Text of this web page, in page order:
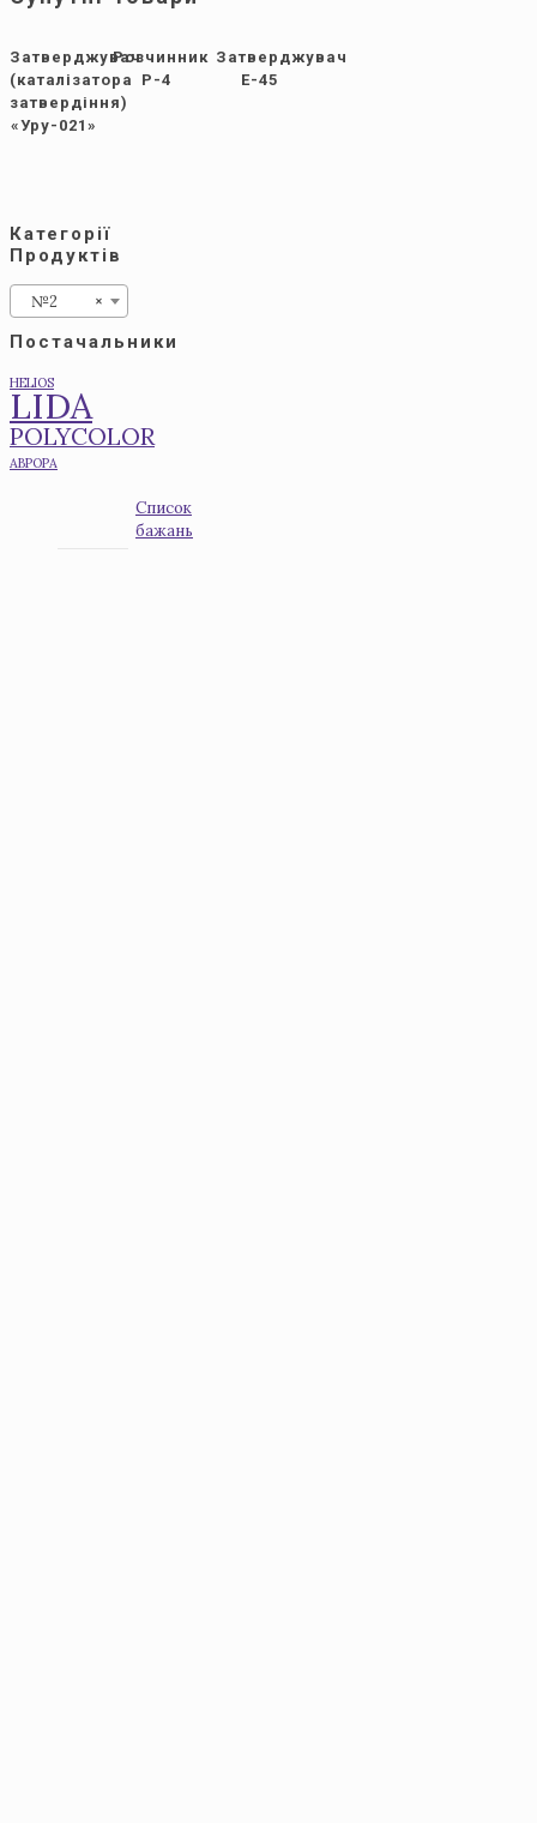
Затверджувач
(каталізатора
затвердіння)
«Уру-021»
Розчинник
Р-4
Затверджувач
Е-45
Категорії
Продуктів
×
№2
Постачальники
HELIOS
LIDA
POLYCOLOR
АВРОРА
Список
бажань